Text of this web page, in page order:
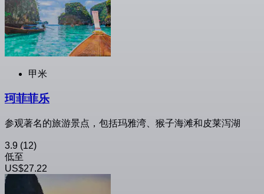
甲米
珂菲菲乐
参观著名的旅游景点，包括玛雅湾、猴子海滩和皮莱泻湖
3.9 (12)
低至
US$27.22